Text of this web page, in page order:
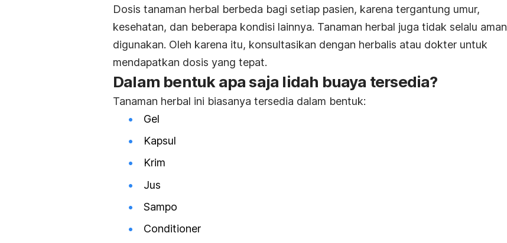
Dosis tanaman herbal berbeda bagi setiap pasien, karena tergantung umur,
kesehatan, dan beberapa kondisi lainnya. Tanaman herbal juga tidak selalu aman
digunakan. Oleh karena itu, konsultasikan dengan herbalis atau dokter untuk
mendapatkan dosis yang tepat.
Dalam bentuk apa saja lidah buaya tersedia?
Tanaman herbal ini biasanya tersedia dalam bentuk:
Gel
Kapsul
Krim
Jus
Sampo
Conditioner